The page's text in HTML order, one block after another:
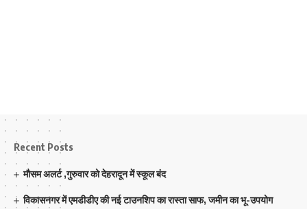
Recent Posts
मौसम अलर्ट ,गुरुवार को देहरादून में स्कूल बंद
विकासनगर में एमडीडीए की नई टाउनशिप का रास्ता साफ, जमीन का भू-उपयोग